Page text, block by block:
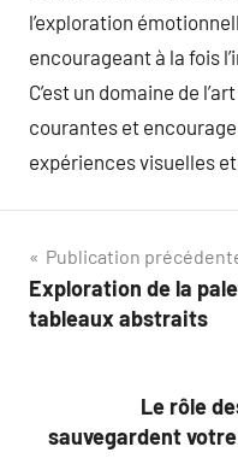
l’exploration
encourageant à la fois
C’est un domaine de
courantes et
expériences visuelles
Navigation
de
Publication
Exploration de la
tableaux abstraits
Le rôle
sauvegardent